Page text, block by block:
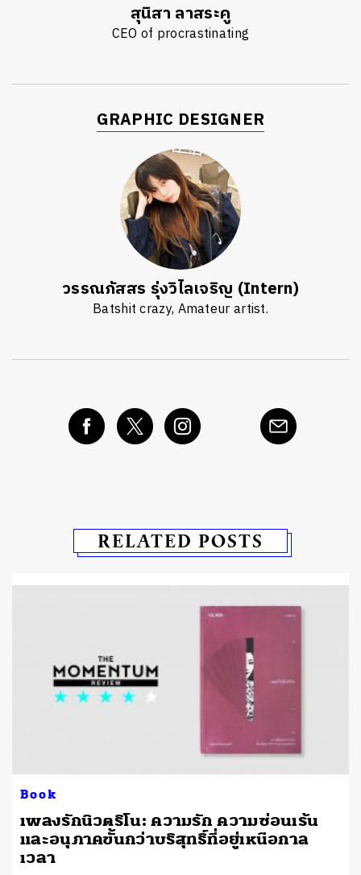
สุนิสา ลาสระคู
CEO of procrastinating
GRAPHIC DESIGNER
วรรณภัสสร รุ่งวิไลเจริญ (Intern)
Batshit crazy, Amateur artist.
RELATED POSTS
Book
เพลงรักนิวตริโน: ความรัก ความซ่อนเร้น
และอนุภาคขั้นกว่าบริสุทธิ์ที่อยู่เหนือกาล
เวลา